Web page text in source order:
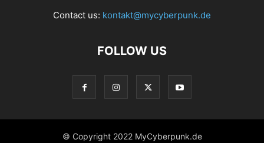
Contact us: kontakt@mycyberpunk.de
FOLLOW US
© Copyright 2022 MyCyberpunk.de